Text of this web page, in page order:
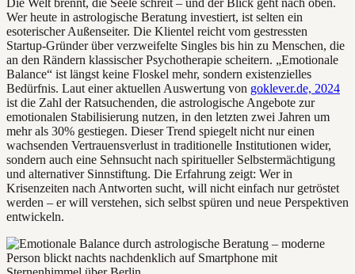
Die Welt brennt, die Seele schreit – und der Blick geht nach oben.
Wer heute in astrologische Beratung investiert, ist selten ein
esoterischer Außenseiter. Die Klientel reicht vom gestressten
Startup-Gründer über verzweifelte Singles bis hin zu Menschen, die
an den Rändern klassischer Psychotherapie scheitern. „Emotionale
Balance“ ist längst keine Floskel mehr, sondern existenzielles
Bedürfnis. Laut einer aktuellen Auswertung von goklever.de, 2024
ist die Zahl der Ratsuchenden, die astrologische Angebote zur
emotionalen Stabilisierung nutzen, in den letzten zwei Jahren um
mehr als 30% gestiegen. Dieser Trend spiegelt nicht nur einen
wachsenden Vertrauensverlust in traditionelle Institutionen wider,
sondern auch eine Sehnsucht nach spiritueller Selbstermächtigung
und alternativer Sinnstiftung. Die Erfahrung zeigt: Wer in
Krisenzeiten nach Antworten sucht, will nicht einfach nur getröstet
werden – er will verstehen, sich selbst spüren und neue Perspektiven
entwickeln.